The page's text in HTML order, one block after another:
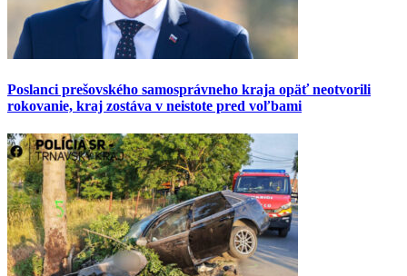
Poslanci prešovského samosprávneho kraja opäť neotvorili
rokovanie, kraj zostáva v neistote pred voľbami